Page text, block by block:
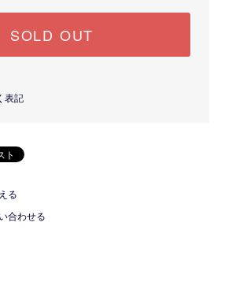
SOLD OUT
表記
る
合わせる